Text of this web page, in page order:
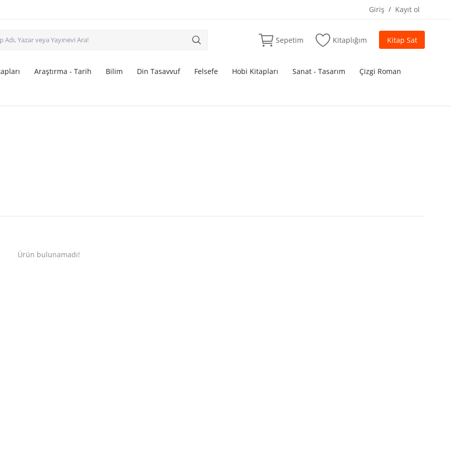
Giriş / Kayıt ol
Sepetim Kitaplığım Kitap Sat
Araştırma - Tarih Bilim Din Tasavvuf Felsefe Hobi Kitapları Sanat - Tasarım Çizgi Roman
Ürün bulunamadı!